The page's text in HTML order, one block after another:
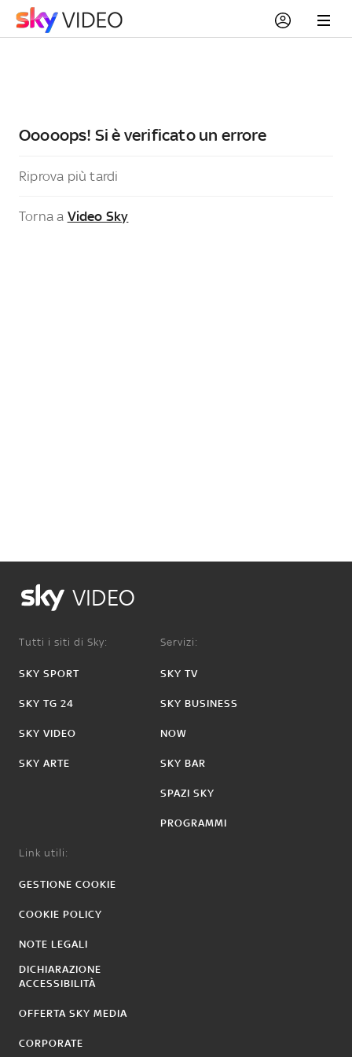
Ooooops! Si è verificato un errore
Riprova più tardi
Torna a Video Sky
VIDEO
Tutti i siti di Sky:
SKY SPORT
SKY TG 24
SKY VIDEO
SKY ARTE
Servizi:
SKY TV
SKY BUSINESS
NOW
SKY BAR
SPAZI SKY
PROGRAMMI
Link utili:
GESTIONE COOKIE
COOKIE POLICY
NOTE LEGALI
DICHIARAZIONE
ACCESSIBILITÀ
OFFERTA SKY MEDIA
CORPORATE